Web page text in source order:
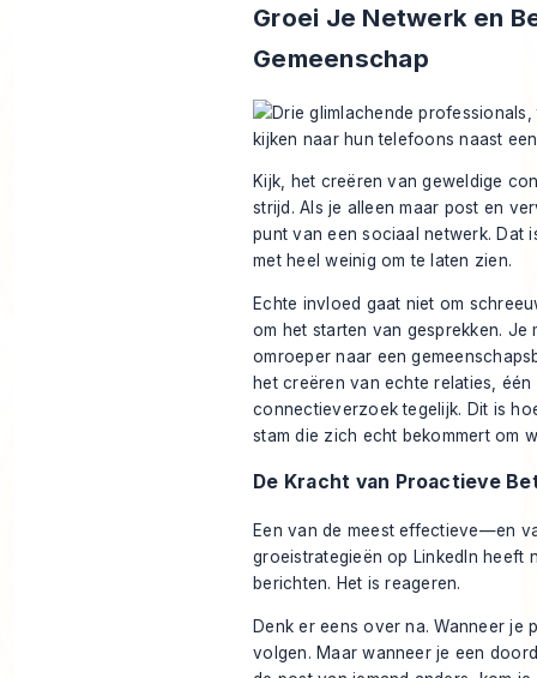
Groei Je Netwerk en
Gemeenschap
Kijk, het creëren van geweldige
strijd. Als je alleen maar post en
punt van eensociaal netwerk. Dat
met heel weinig om te laten zien.
Echte invloed gaat niet om
om het starten van gesprekken. Je
omroeper naar een
het creëren van echte relaties, één
connectieverzoek tegelijk. Dit is
stam die zich echt bekommert om
De Kracht van Proactieve
Een van de meest effectieve—en
groeistrategieën op LinkedIn heeft
berichten. Het is reageren.
Denk er eens over na. Wanneer je
volgen. Maar wanneer je een